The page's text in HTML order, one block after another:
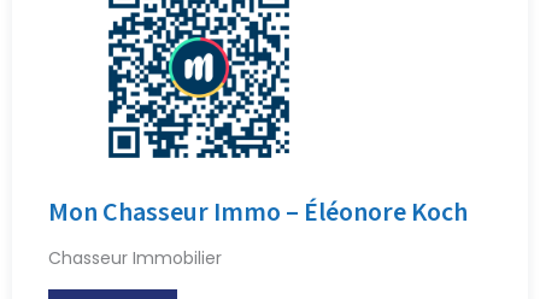
Mon Chasseur Immo – Éléonore Koch
Chasseur Immobilier